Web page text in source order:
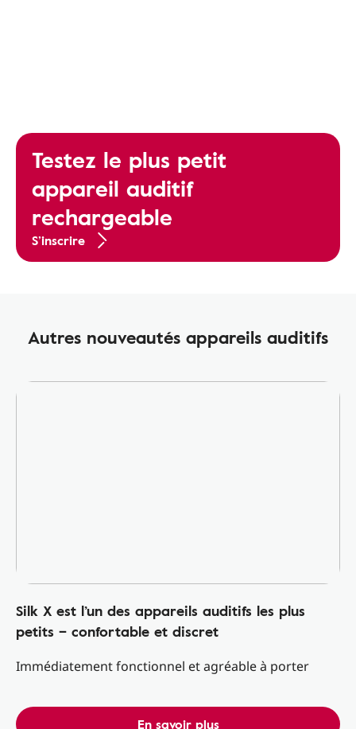
Testez le plus petit
appareil auditif
rechargeable
S’inscrire
Autres nouveautés appareils auditifs
Silk X est l’un des appareils auditifs les plus
petits – confortable et discret
Immédiatement fonctionnel et agréable à porter
En savoir plus